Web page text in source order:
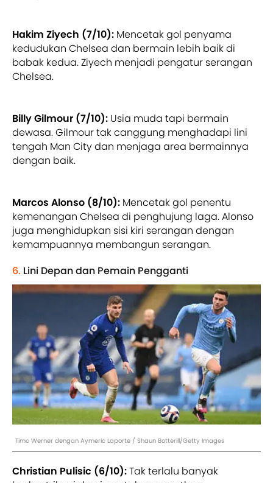
Hakim Ziyech (7/10): Mencetak gol penyama
kedudukan Chelsea dan bermain lebih baik di
babak kedua. Ziyech menjadi pengatur serangan
Chelsea.
Billy Gilmour (7/10): Usia muda tapi bermain
dewasa. Gilmour tak canggung menghadapi lini
tengah Man City dan menjaga area bermainnya
dengan baik.
Marcos Alonso (8/10): Mencetak gol penentu
kemenangan Chelsea di penghujung laga. Alonso
juga menghidupkan sisi kiri serangan dengan
kemampuannya membangun serangan.
6. Lini Depan dan Pemain Pengganti
Timo Werner dengan Aymeric Laporte / Shaun Botterill/Getty Images
Christian Pulisic (6/10):Tak terlalu banyak